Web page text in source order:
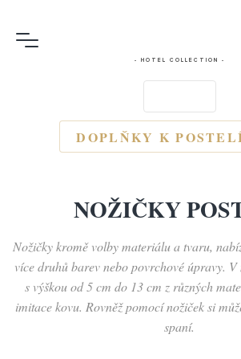
- HOTEL COLLECTION -
DOPLŇKY K
NOŽIČKY
Nožičky kromě volby materiálu a tvaru,
více druhů barev nebo povrchové úpravy.
s výškou od 5 cm do 13 cm z různých
imitace kovu. Rovněž pomocí nožiček si
spaní.